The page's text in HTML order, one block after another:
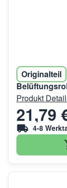
Originalteil
Produkt
21,79
4-8